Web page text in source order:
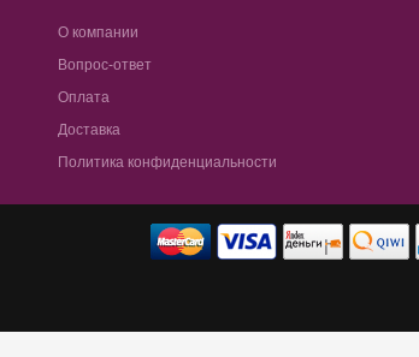
О компании
Вопрос-ответ
Оплата
Доставка
Политика конфиденциальности